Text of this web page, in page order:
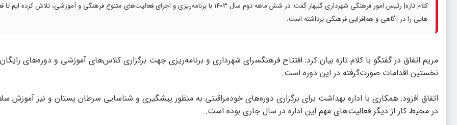
کلام تازه| رئیس امور فرهنگی شهرداری گلبهار گفت: در شش ماهه دوم سال ۱۴۰۳ با برنامه‌ریزی و اجرای فعالیت‌های متنوع فرهنگی و آموزشی، تلاش کرده
هایی را در آگاهی و هم‌افزایی فرهنگی برداشته است.
مریم اتفاق در گفتگو با کلام تازه بیان کرد: افتتاح فرهنگسرای شهرداری و برنامه‌ریزی جهت برگزاری کلاس‌های آموزشی و دوره‌های رایگان
نخستین اقدامات صورت‌گرفته در این دوره است.
اتفاق افزود: همکاری با اداره بهداشت برای برگزاری دوره‌های خودمراقبتی به منظور پیشگیری و شناسایی سرطان پستان و نیز آموزش
در محیط کار از دیگر فعالیت‌های مهم این اداره در سال جاری بوده است.